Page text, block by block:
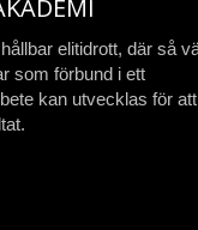
elitidrott, där så
som förbund i ett
kan utvecklas för att